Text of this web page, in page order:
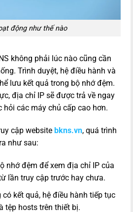
động như thế nào
không phải lúc nào cũng cần
Trình duyệt, hệ điều hành và
lưu kết quả trong bộ nhớ đệm.
địa chỉ IP sẽ được trả về ngay
hỏi các máy chủ cấp cao hơn.
cập website bkns.vn, quá trình
như sau:
nhớ đệm để xem địa chỉ IP của
lần truy cập trước hay chưa.
kết quả, hệ điều hành tiếp tục
tệp hosts trên thiết bị.